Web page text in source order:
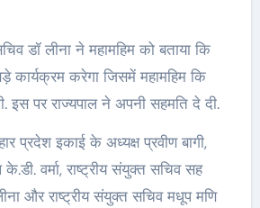
डॉ लीना ने महामहिम को बताया कि
करेगा जिसमें महामहिम कि
इस पर राज्यपाल ने अपनी सहमति दे दी.
प्रदेश इकाई के अध्यक्ष प्रवीण बागी,
के.डी. वर्मा, राष्ट्रीय संयुक्त सचिव सह
और राष्ट्रीय संयुक्त सचिव मधूप मणि